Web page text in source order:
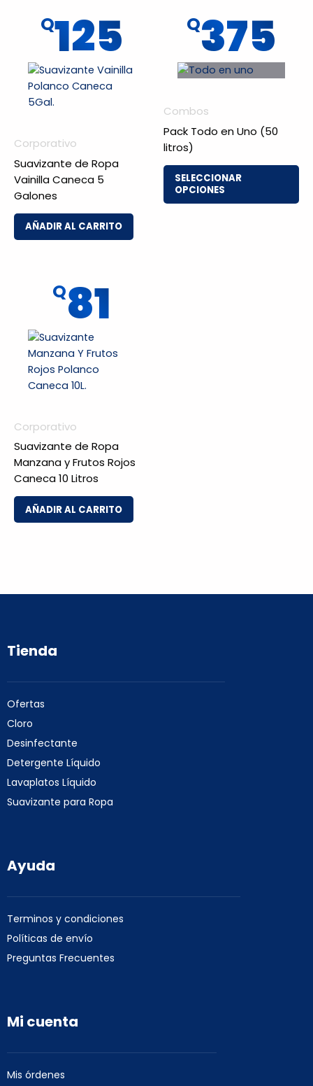
Corporativo
Suavizante de Ropa
Vainilla Caneca 5
Galones
Q125
AÑADIR AL CARRITO
Combos
Pack Todo en Uno (50
litros)
Q375
SELECCIONAR
OPCIONES
en
Corporativo
Suavizante de Ropa
Manzana y Frutos Rojos
Caneca 10 Litros
Q81
AÑADIR AL CARRITO
Tienda
Ofertas
Cloro
Desinfectante
Detergente Líquido
Lavaplatos Líquido
Suavizante para Ropa
Ayuda
Terminos y condiciones
Políticas de envío
Preguntas Frecuentes
Mi cuenta
Mis órdenes